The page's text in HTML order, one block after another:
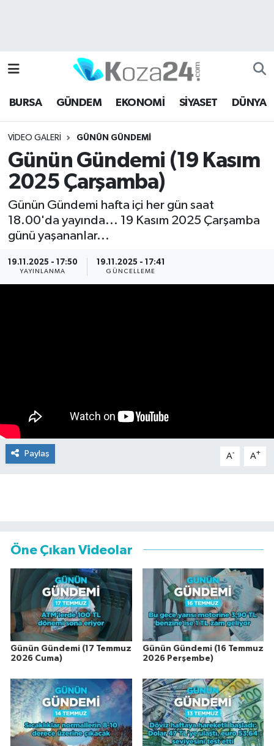
BURSA GÜNDEM EKONOMİ SİYASET DÜNYA
VIDEO GALERI GÜNÜN GÜNDEMI
Günün Gündemi (19 Kasım
2025 Çarşamba)
Günün Gündemi hafta içi her gün saat
18.00'da yayında... 19 Kasım 2025 Çarşamba
günü yaşananlar...
19.11.2025 - 17:50
YAYINLANMA
19.11.2025 - 17:41
GÜNCELLEME
Paylaş A- A+
Öne Çıkan Videolar
Günün Gündemi (17 Temmuz
2026 Cuma)
Günün Gündemi (16 Temmuz
2026 Perşembe)
Bursa Hava Durumu
Bursa Namaz Vakitleri
Bursa Trafik Yoğunluk Haritası
Süper Lig Puan Durumu ve Fikstür
Tüm Manşetler
Son Dakika Haberleri
Haber Arşivi